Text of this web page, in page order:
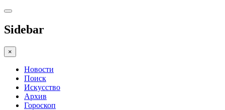
Sidebar
×
Новости
Поиск
Искусство
Архив
Гороскоп